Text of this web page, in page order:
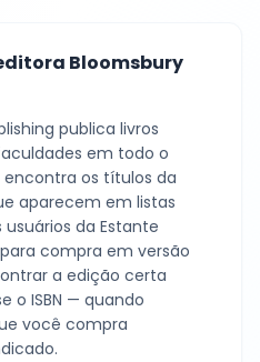
Bloomsbury
publica livros
em todo o
encontra os títulos da
aparecem em listas
da Estante
compra em versão
a edição certa
o ISBN — quando
você compra